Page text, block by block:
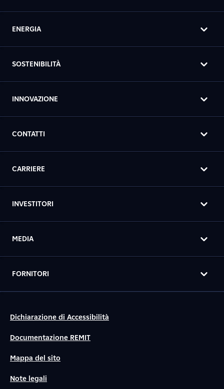
ENERGIA
SOSTENIBILITÀ
INNOVAZIONE
CONTATTI
CARRIERE
INVESTITORI
MEDIA
FORNITORI
Dichiarazione di Accessibilità
Documentazione REMIT
Mappa del sito
Note legali